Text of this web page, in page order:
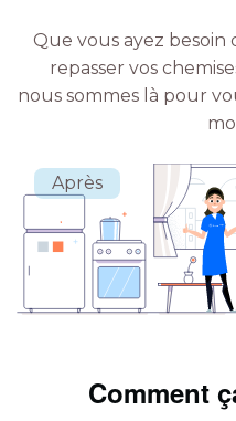
Que vous ayez besoin
repasser vos
nous sommes là pour
Comment